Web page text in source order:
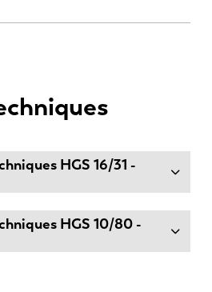
HGS 16/31 -
HGS 10/80 -